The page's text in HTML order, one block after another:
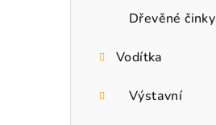
Dřevěné činky
Vodítka
Výstavní